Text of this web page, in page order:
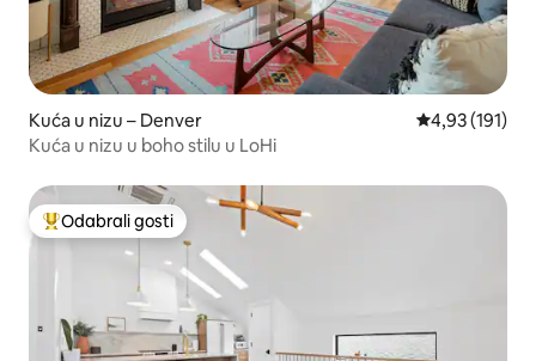
Kuća u nizu – Denver Prosječna
4,93 (191)
Kuća u nizu u boho stilu u LoHi
Među najviše rangiranima s oznakom „Odabrali gosti”
Odabrali gosti